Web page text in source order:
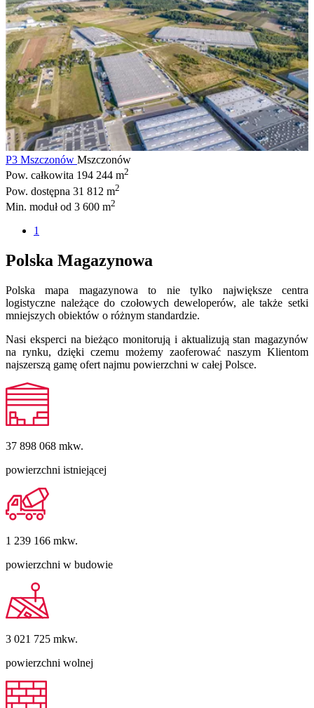
P3 Mszczonów Mszczonów
Pow. całkowita 194 244 m2
Pow. dostępna 31 812 m2
Min. modułod 3 600 m2
1
Polska Magazynowa
Polska mapa magazynowa to nie tylko największe centra
logistyczne należące do czołowych deweloperów, ale także setki
mniejszych obiektów o różnym standardzie.
Nasi eksperci na bieżąco monitorują i aktualizują stan magazynów
na rynku, dzięki czemu możemy zaoferować naszym Klientom
najszerszą gamę ofert najmu powierzchni w całej Polsce.
37 898 068 mkw.
powierzchni istniejącej
1 239 166 mkw.
powierzchni w budowie
3 021 725 mkw.
powierzchni wolnej